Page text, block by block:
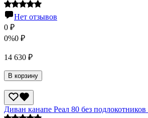
Нет отзывов
0 ₽
0%0 ₽
14 630 ₽
В корзину
Диван канапе Реал 80 без